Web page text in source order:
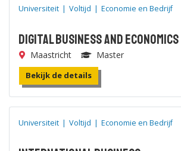
Universiteit | Voltijd | Economie en Bedrijf
Digital Business and Economics
Maastricht Master
Bekijk de details
Universiteit | Voltijd | Economie en Bedrijf